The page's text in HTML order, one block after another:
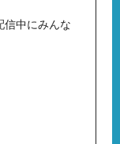
信中にみんな